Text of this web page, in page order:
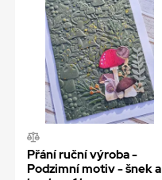
Přání ruční výroba -
Podzimní motiv - šnek a